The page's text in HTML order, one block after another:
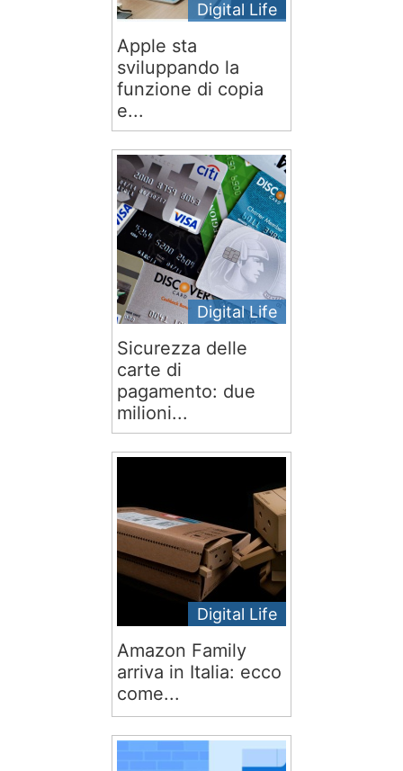
Digital Life
Apple sta
sviluppando la
funzione di copia
e...
Digital Life
Sicurezza delle
carte di
pagamento: due
milioni...
Digital Life
Amazon Family
arriva in Italia: ecco
come...